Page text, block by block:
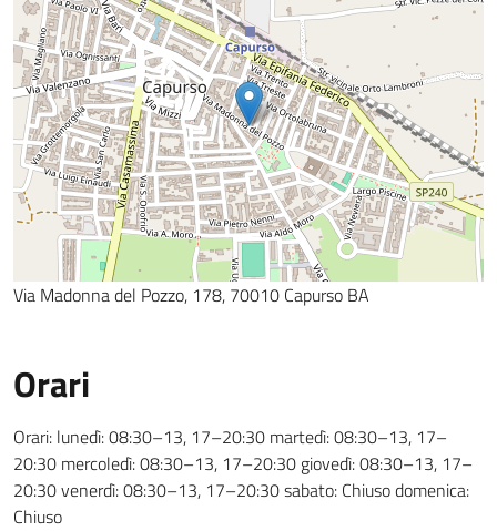
Via Madonna del Pozzo, 178, 70010 Capurso BA
Orari
Orari: lunedì: 08:30–13, 17–20:30 martedì: 08:30–13, 17–
20:30 mercoledì: 08:30–13, 17–20:30 giovedì: 08:30–13, 17–
20:30 venerdì: 08:30–13, 17–20:30 sabato: Chiuso domenica:
Chiuso